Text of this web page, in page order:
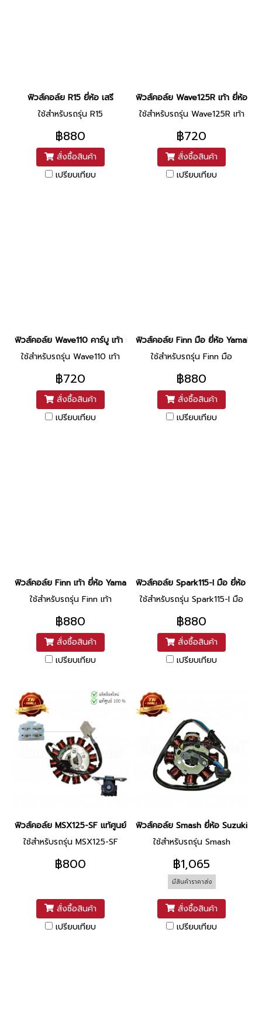
ฟิวส์คอล์ย R15 ยี่ห้อ เสรี
ใช้สำหรับรถรุ่น R15
฿880
สั่งซื้อสินค้า
เปรียบเทียบ
ฟิวส์คอล์ย Wave125R เท้า ยี่ห้อ ช
ใช้สำหรับรถรุ่น Wave125R เท้า
฿720
สั่งซื้อสินค้า
เปรียบเทียบ
ฟิวส์คอล์ย Wave110 คาร์บู เท้า ยี่ห้อ ชาญ (Q2-1)
ใช้สำหรับรถรุ่น Wave110 เท้า
฿720
สั่งซื้อสินค้า
เปรียบเทียบ
ฟิวส์คอล์ย Finn มือ ยี่ห้อ Yamaha
ใช้สำหรับรถรุ่น Finn มือ
฿880
สั่งซื้อสินค้า
เปรียบเทียบ
ฟิวส์คอล์ย Finn เท้า ยี่ห้อ Yamaha
ใช้สำหรับรถรุ่น Finn เท้า
฿880
สั่งซื้อสินค้า
เปรียบเทียบ
ฟิวส์คอล์ย Spark115-I มือ ยี่ห้อ
ใช้สำหรับรถรุ่น Spark115-I มือ
฿880
สั่งซื้อสินค้า
เปรียบเทียบ
ฟิวส์คอล์ย MSX125-SF แท้ศูนย์ ยี่ห้อ Honda
ใช้สำหรับรถรุ่น MSX125-SF
฿800
สั่งซื้อสินค้า
เปรียบเทียบ
ฟิวส์คอล์ย Smash ยี่ห้อ Suzuki
ใช้สำหรับรถรุ่น Smash
฿1,065
มีสินค้าราคาส่ง
สั่งซื้อสินค้า
เปรียบเทียบ